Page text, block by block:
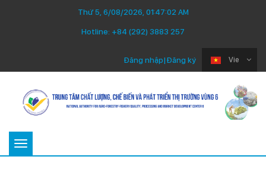
Thứ 5, 6/08/2026, 01:47:02 AM
Hotline: +84 (292) 3883 257
Vie
Đăng nhập|Đăng ký
Toggle